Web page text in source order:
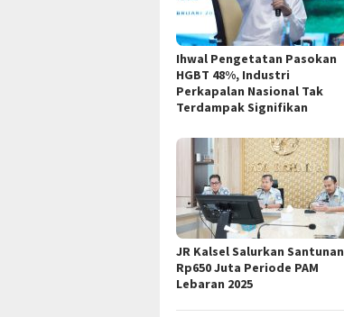
Ihwal Pengetatan Pasokan
HGBT 48%, Industri
Perkapalan Nasional Tak
Terdampak Signifikan
JR Kalsel Salurkan Santunan
Rp650 Juta Periode PAM
Lebaran 2025